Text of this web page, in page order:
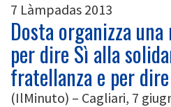
7 Làmpadas 2013
Dosta organizza
per dire Sì alla
fratellanza e per
(IlMinuto) – Cagliari, 7